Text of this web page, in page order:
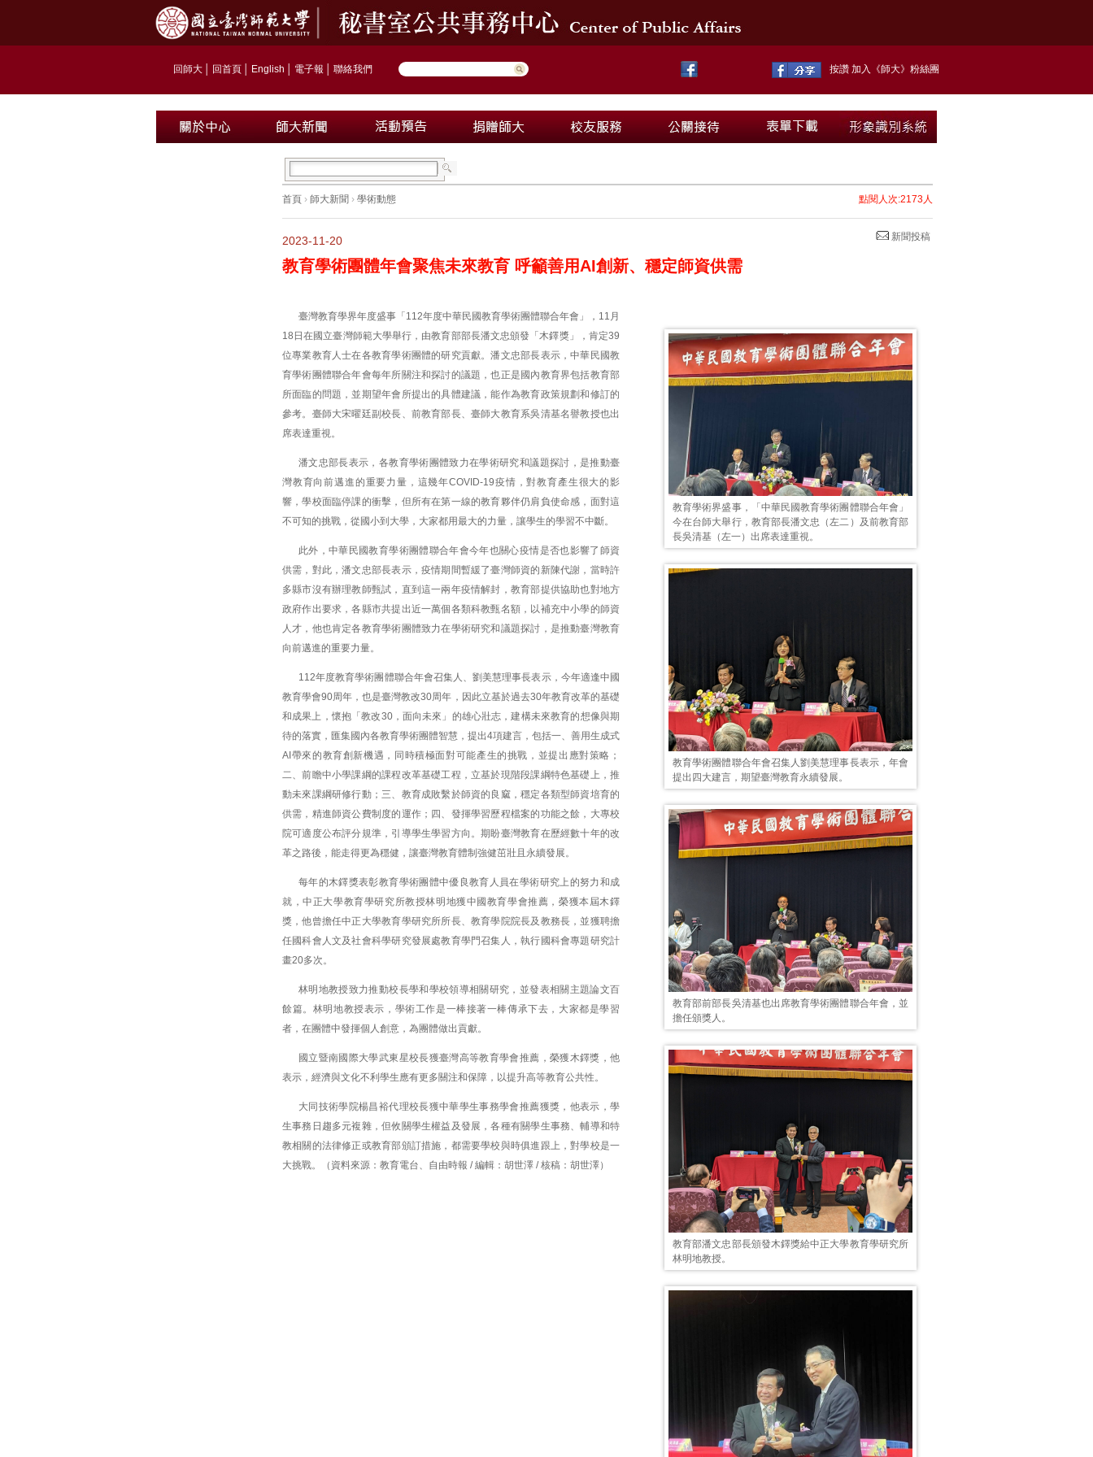
回師大 回首頁 English 電子報 聯絡我們 按讚 加入《師大》粉絲團
首頁 › 師大新聞 › 學術動態 點閱人次:2173人
新聞投稿
2023-11-20
教育學術團體年會聚焦未來教育 呼籲善用AI創新、穩定師資供需
教育學術界盛事，「中華民國教育學術團體聯合年會」
今在台師大舉行，教育部長潘文忠（左二）及前教育部
長吳清基（左一）出席表達重視。
教育學術團體聯合年會召集人劉美慧理事長表示，年會
提出四大建言，期望臺灣教育永續發展。
教育部前部長吳清基也出席教育學術團體聯合年會，並
擔任頒獎人。
教育部潘文忠部長頒發木鐸獎給中正大學教育學研究所
林明地教授。
臺灣教育學界年度盛事「112年度中華民國教育學術團體聯合年會」，11月
18日在國立臺灣師範大學舉行，由教育部部長潘文忠頒發「木鐸獎」，肯定39
位專業教育人士在各教育學術團體的研究貢獻。潘文忠部長表示，中華民國教
育學術團體聯合年會每年所關注和探討的議題，也正是國內教育界包括教育部
所面臨的問題，並期望年會所提出的具體建議，能作為教育政策規劃和修訂的
參考。臺師大宋曜廷副校長、前教育部長、臺師大教育系吳清基名譽教授也出
席表達重視。
潘文忠部長表示，各教育學術團體致力在學術研究和議題探討，是推動臺
灣教育向前邁進的重要力量，這幾年COVID-19疫情，對教育產生很大的影
響，學校面臨停課的衝擊，但所有在第一線的教育夥伴仍肩負使命感，面對這
不可知的挑戰，從國小到大學，大家都用最大的力量，讓學生的學習不中斷。
此外，中華民國教育學術團體聯合年會今年也關心疫情是否也影響了師資
供需，對此，潘文忠部長表示，疫情期間暫緩了臺灣師資的新陳代謝，當時許
多縣市沒有辦理教師甄試，直到這一兩年疫情解封，教育部提供協助也對地方
政府作出要求，各縣市共提出近一萬個各類科教甄名額，以補充中小學的師資
人才，他也肯定各教育學術團體致力在學術研究和議題探討，是推動臺灣教育
向前邁進的重要力量。
112年度教育學術團體聯合年會召集人、劉美慧理事長表示，今年適逢中國
教育學會90周年，也是臺灣教改30周年，因此立基於過去30年教育改革的基礎
和成果上，懷抱「教改30，面向未來」的雄心壯志，建構未來教育的想像與期
待的落實，匯集國內各教育學術團體智慧，提出4項建言，包括一、善用生成式
AI帶來的教育創新機遇，同時積極面對可能產生的挑戰，並提出應對策略；
二、前瞻中小學課綱的課程改革基礎工程，立基於現階段課綱特色基礎上，推
動未來課綱研修行動；三、教育成敗繫於師資的良窳，穩定各類型師資培育的
供需，精進師資公費制度的運作；四、發揮學習歷程檔案的功能之餘，大專校
院可適度公布評分規準，引導學生學習方向。期盼臺灣教育在歷經數十年的改
革之路後，能走得更為穩健，讓臺灣教育體制強健茁壯且永續發展。
每年的木鐸獎表彰教育學術團體中優良教育人員在學術研究上的努力和成
就，中正大學教育學研究所教授林明地獲中國教育學會推薦，榮獲本屆木鐸
獎，他曾擔任中正大學教育學研究所所長、教育學院院長及教務長，並獲聘擔
任國科會人文及社會科學研究發展處教育學門召集人，執行國科會專題研究計
畫20多次。
林明地教授致力推動校長學和學校領導相關研究，並發表相關主題論文百
餘篇。林明地教授表示，學術工作是一棒接著一棒傳承下去，大家都是學習
者，在團體中發揮個人創意，為團體做出貢獻。
國立暨南國際大學武東星校長獲臺灣高等教育學會推薦，榮獲木鐸獎，他
表示，經濟與文化不利學生應有更多關注和保障，以提升高等教育公共性。
大同技術學院楊昌裕代理校長獲中華學生事務學會推薦獲獎，他表示，學
生事務日趨多元複雜，但攸關學生權益及發展，各種有關學生事務、輔導和特
教相關的法律修正或教育部頒訂措施，都需要學校與時俱進跟上，對學校是一
大挑戰。（資料來源：教育電台、自由時報 / 編輯：胡世澤 / 核稿：胡世澤）